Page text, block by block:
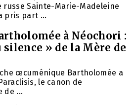
Sainte-Marie-Madeleine
pris part ...
à Néochori :
» de la Mère de
œcuménique Bartholomée a
le canon de
de ...